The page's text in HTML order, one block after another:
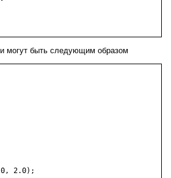
могут быть следующим образом
2.0);